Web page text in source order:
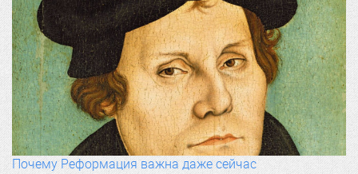
Почему Реформация важна даже сейчас